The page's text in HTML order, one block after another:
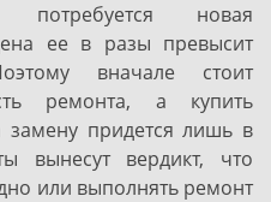
новая
ее в разы превысит
вначале стоит
ремонта, а купить
замену придется лишь в
вынесут вердикт, что
или выполнять ремонт